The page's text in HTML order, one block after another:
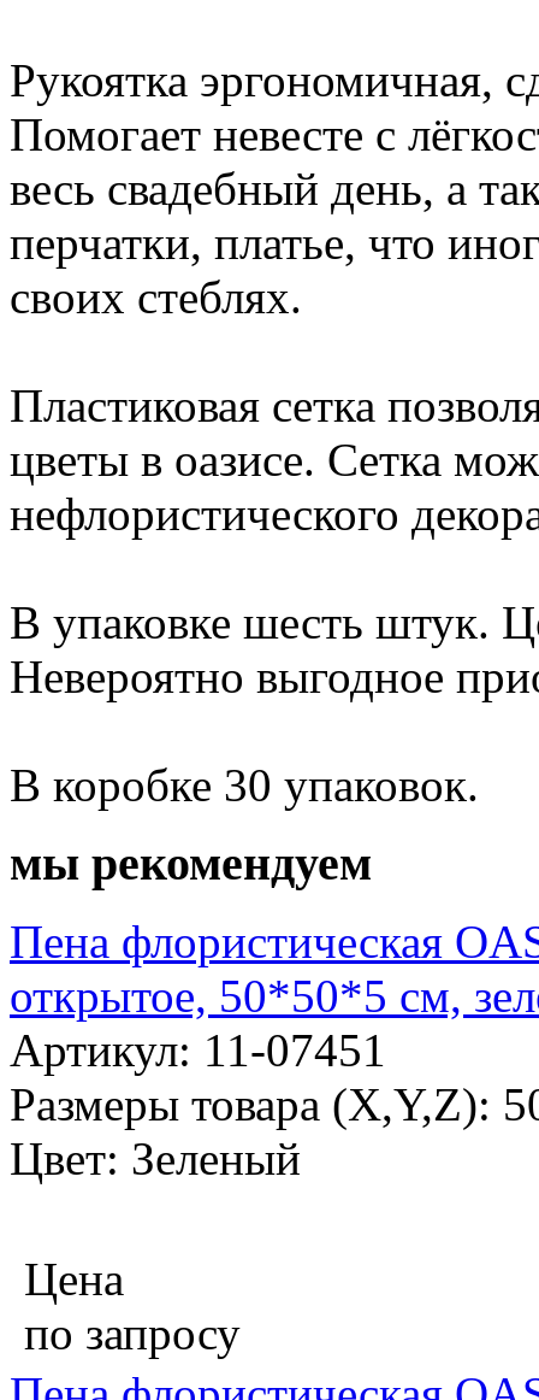
Рукоятка эргономичная,
Помогает невесте с
весь свадебный день, а
перчатки, платье, что
своих стеблях.
Пластиковая сетка
цветы в оазисе. Сетка
нефлористического
В упаковке шесть штук.
Невероятно выгодное
В коробке 30 упаковок.
мы рекомендуем
Пена флористическая
открытое, 50*50*5 см,
Артикул: 11-07451
Размеры товара (X,Y,Z):
Цвет: Зеленый
Цена
по запросу